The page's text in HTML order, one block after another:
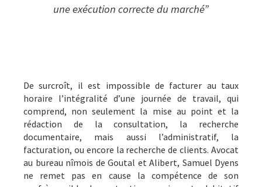
une exécution correcte du marché”
De surcroît, il est impossible de facturer au taux
horaire l’intégralité d’une journée de travail, qui
comprend, non seulement la mise au point et la
rédaction de la consultation, la recherche
documentaire, mais aussi l’administratif, la
facturation, ou encore la recherche de clients. Avocat
au bureau nîmois de Goutal et Alibert, Samuel Dyens
ne remet pas en cause la compétence de son